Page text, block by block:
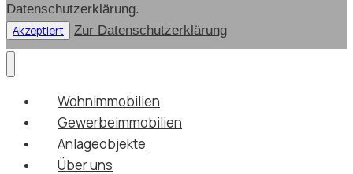
Datenschutzerklärung.
Akzeptiert Zur Datenschutzerklärung
Wohnimmobilien
Gewerbeimmobilien
Anlageobjekte
Über uns